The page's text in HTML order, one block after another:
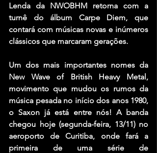
Lenda da NWOBHM retorna com a
turnê do álbum Carpe Diem, que
contará com músicas novas e inúmeros
clássicos que marcaram gerações.
Um dos mais importantes nomes da
New Wave of British Heavy Metal,
movimento que mudou os rumos da
música pesada no início dos anos 1980,
o Saxon já está entre nós! A banda
chegou hoje (segunda-feira, 13/11) no
aeroporto de Curitiba, onde fará a
primeira de uma série de